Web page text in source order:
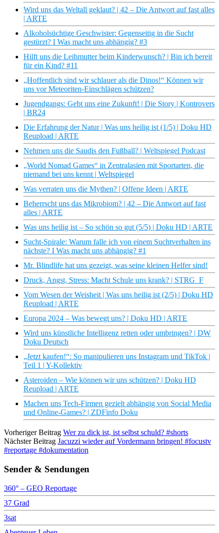
Wird uns das Weltall geklaut? | 42 – Die Antwort auf fast alles
| ARTE
Alkoholsüchtige Geschwister: Gegenseitig in die Sucht
gestürzt? I Was macht uns abhängig? #3
Hilft uns die Leihmutter beim Kinderwunsch? | Bin ich bereit
für ein Kind? #11
„Hoffentlich sind wir schlauer als die Dinos!“ Können wir
uns vor Meteoriten-Einschlägen schützen?
Jugendgangs: Gebt uns eine Zukunft! | Die Story | Kontrovers
| BR24
Die Erfahrung der Natur | Was uns heilig ist (1/5) | Doku HD
Reupload | ARTE
Nehmen uns die Saudis den Fußball? | Weltspiegel Podcast
„World Nomad Games“ in Zentralasien mit Sportarten, die
niemand bei uns kennt | Weltspiegel
Was verraten uns die Mythen? | Offene Ideen | ARTE
Beherrscht uns das Mikrobiom? | 42 – Die Antwort auf fast
alles | ARTE
Was uns heilig ist – So schön so gut (5/5) | Doku HD | ARTE
Sucht-Spirale: Warum falle ich von einem Suchtverhalten ins
nächste? I Was macht uns abhängig? #1
Mr. Blindlife hat uns gezeigt, was seine kleinen Helfer sind!
Druck, Angst, Stress: Macht Schule uns krank? | STRG_F
Vom Wesen der Weisheit | Was uns heilig ist (2/5) | Doku HD
Reupload | ARTE
Europa 2024 – Was bewegt uns? | Doku HD | ARTE
Wird uns künstliche Intelligenz retten oder umbringen? | DW
Doku Deutsch
„Jetzt kaufen!“: So manipulieren uns Instagram und TikTok |
Teil 1 | Y-Kollektiv
Asteroiden – Wie können wir uns schützen? | Doku HD
Reupload | ARTE
Machen uns Tech-Firmen gezielt abhängig von Social Media
und Online-Games? | ZDFinfo Doku
Vorheriger Beitrag Wer zu dick ist, ist selbst schuld? #shorts
Nächster Beitrag Jacuzzi wieder auf Vordermann bringen! #focustv
#reportage #dokumentation
Sender & Sendungen
360° – GEO Reportage
37 Grad
3sat